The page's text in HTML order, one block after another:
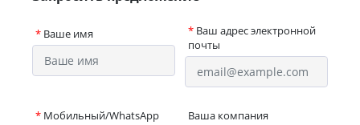
* Ваше имя * Ваш адрес электронной
почты
* Мобильный/WhatsApp Ваша компания